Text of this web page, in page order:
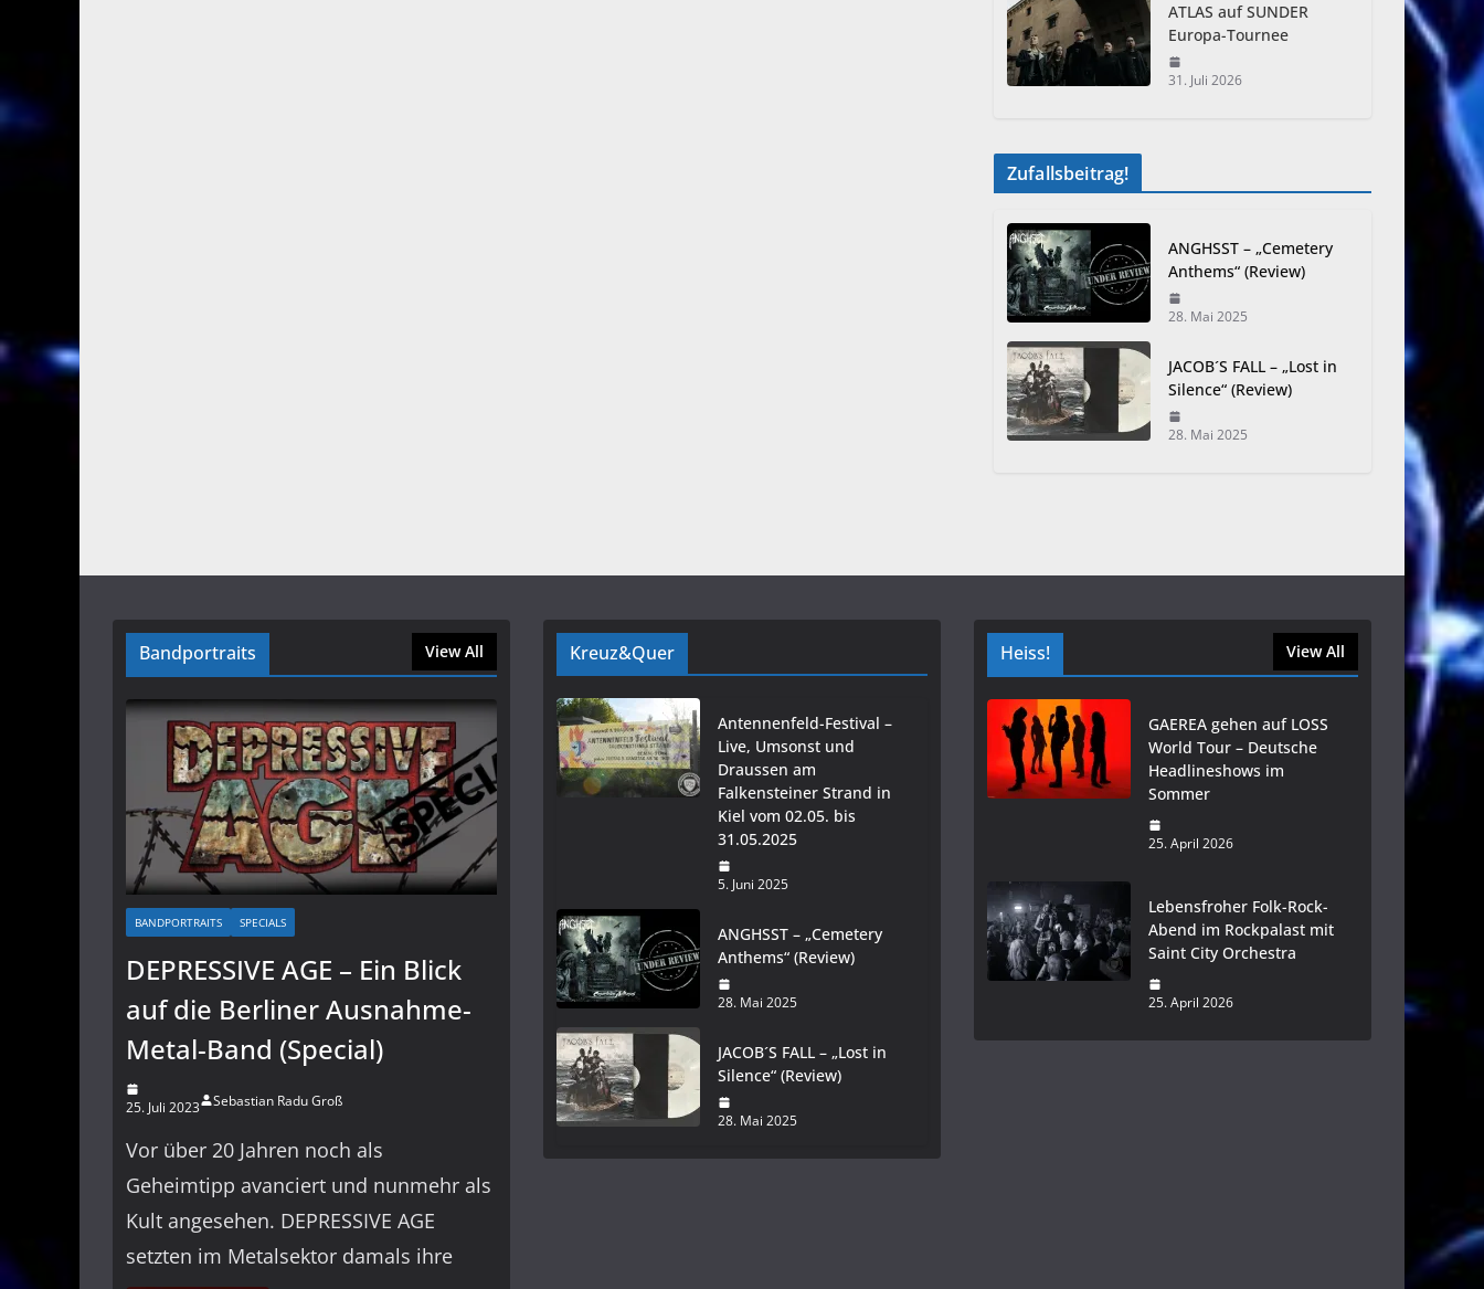
ATLAS auf SUNDER
Europa-Tournee
31. Juli 2026
Zufallsbeitrag!
ANGHSST – „Cemetery
Anthems“ (Review)
28. Mai 2025
JACOB´S FALL – „Lost in
Silence“ (Review)
28. Mai 2025
Bandportraits View All
BANDPORTRAITS SPECIALS
DEPRESSIVE AGE – Ein Blick
auf die Berliner Ausnahme-
Metal-Band (Special)
25. Juli 2023 Sebastian Radu Groß
Vor über 20 Jahren noch als
Geheimtipp avanciert und nunmehr als
Kult angesehen. DEPRESSIVE AGE
setzten im Metalsektor damals ihre
Kreuz&Quer
Antennenfeld-Festival –
Live, Umsonst und
Draussen am
Falkensteiner Strand in
Kiel vom 02.05. bis
31.05.2025
5. Juni 2025
ANGHSST – „Cemetery
Anthems“ (Review)
28. Mai 2025
JACOB´S FALL – „Lost in
Silence“ (Review)
28. Mai 2025
Heiss! View All
GAEREA gehen auf LOSS
World Tour – Deutsche
Headlineshows im
Sommer
25. April 2026
Lebensfroher Folk-Rock-
Abend im Rockpalast mit
Saint City Orchestra
25. April 2026